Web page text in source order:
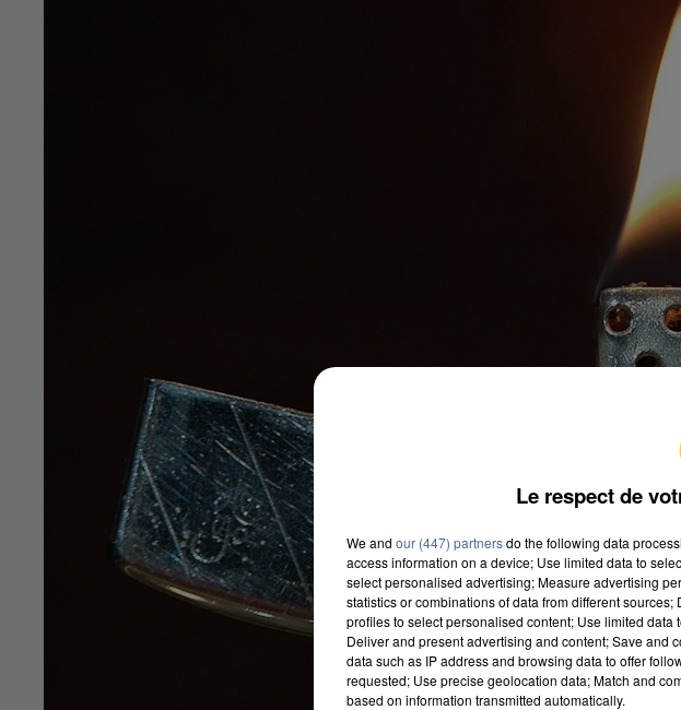
Le respect de
We and our (447) partnersdo the following data
access information on a device; Use limited data to
select personalised advertising; Measure advertising
statistics or combinations of data from different
profiles to select personalised content; Use limited
Deliver and present advertising and content; Save and
data such as IP address and browsing data to offer
requested; Use precise geolocation data; Match and
based on information transmitted automatically.